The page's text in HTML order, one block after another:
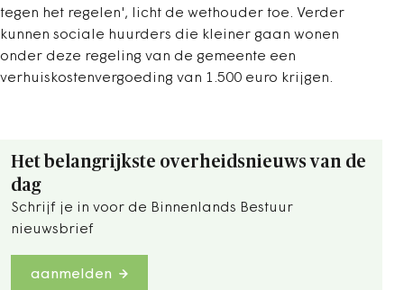
tegen het regelen', licht de wethouder toe. Verder
kunnen sociale huurders die kleiner gaan wonen
onder deze regeling van de gemeente een
verhuiskostenvergoeding van 1.500 euro krijgen.
Het belangrijkste overheidsnieuws van de
dag
Schrijf je in voor de Binnenlands Bestuur
nieuwsbrief
aanmelden